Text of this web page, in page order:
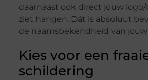
daarnaast ook direct jouw
ziet hangen. Dát is absoluut
de naamsbekendheid van
Kies voor een
schildering